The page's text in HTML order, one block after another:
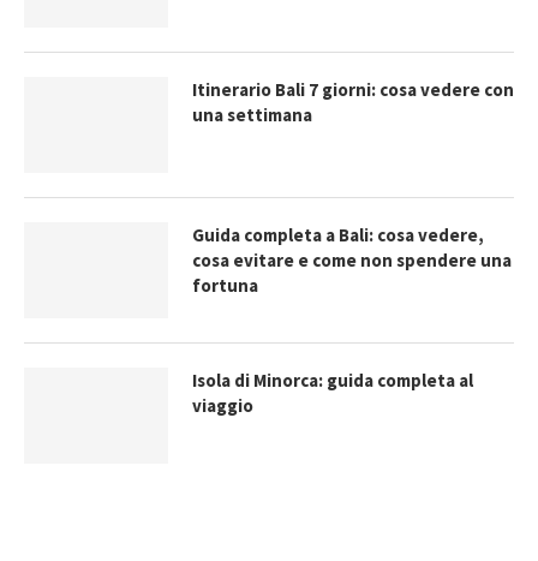
Itinerario Bali 7 giorni: cosa vedere con
una settimana
Guida completa a Bali: cosa vedere,
cosa evitare e come non spendere una
fortuna
Isola di Minorca: guida completa al
viaggio